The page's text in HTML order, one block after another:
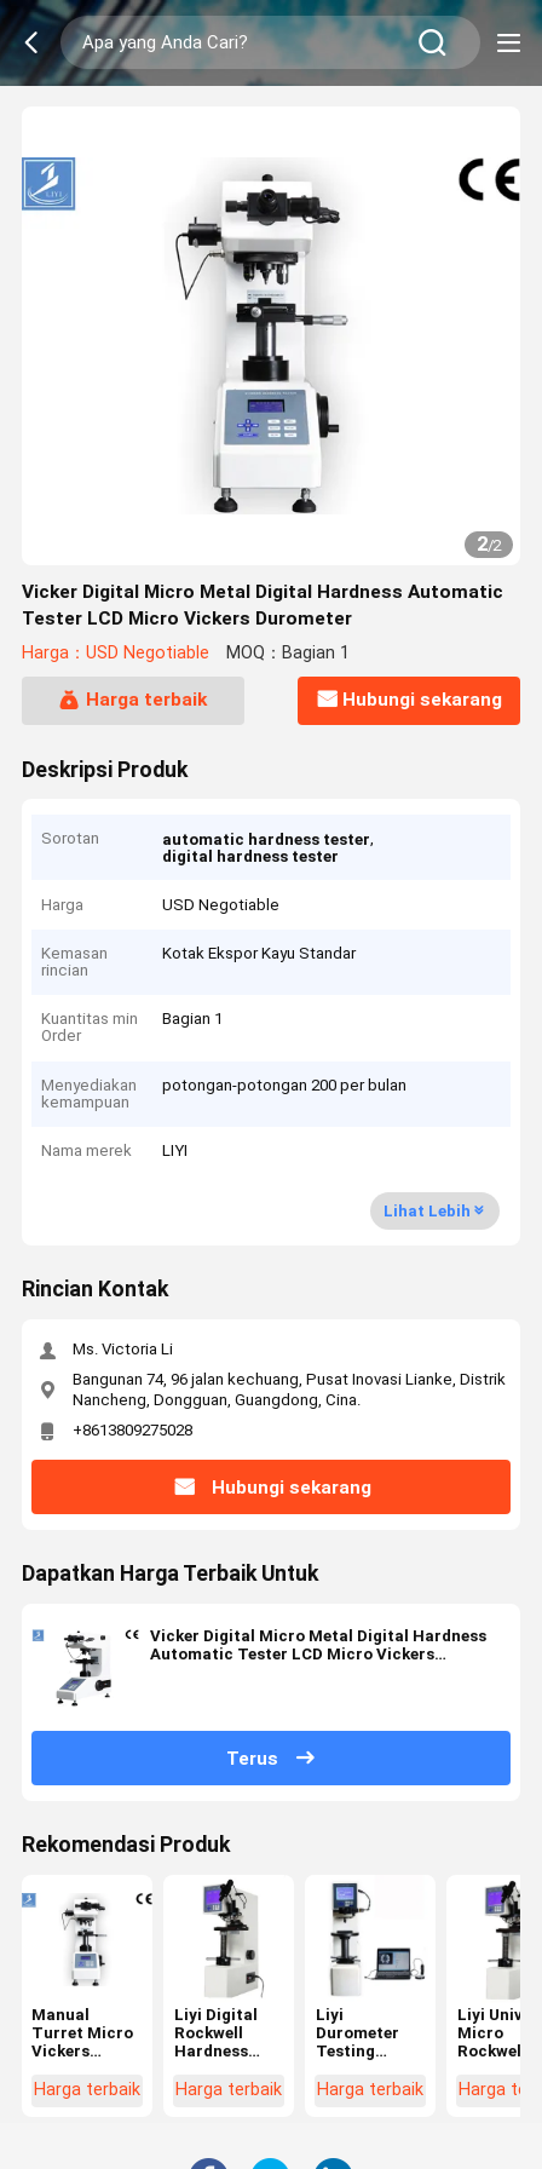
2/2
Vicker Digital Micro Metal Digital Hardness Automatic
Tester LCD Micro Vickers Durometer
Harga：USD Negotiable MOQ：Bagian 1
Harga terbaik Hubungi sekarang
Deskripsi Produk
Sorotan automatic hardness tester,
digital hardness tester
Harga USD Negotiable
Kemasan
rincian
Kotak Ekspor Kayu Standar
Kuantitas min
Order
Bagian 1
Menyediakan
kemampuan
potongan-potongan 200 per bulan
Nama merek LIYI
Lihat Lebih
Rincian Kontak
Ms. Victoria Li
Bangunan 74, 96 jalan kechuang, Pusat Inovasi Lianke, Distrik
Nancheng, Dongguan, Guangdong, Cina.
+8613809275028
Hubungi sekarang
Dapatkan Harga Terbaik Untuk
Vicker Digital Micro Metal Digital Hardness
Automatic Tester LCD Micro Vickers
Terus
Rekomendasi Produk
Manual
Turret Micro
Vickers
Test
Harga terbaik
Liyi Digital
Rockwell
Hardness
Harga
Tester
Harga terbaik
Liyi
Durometer
Testing
Harga Logam
Tester
Harga terbaik
Liyi
Micro
Rockwell
Tester
Harga